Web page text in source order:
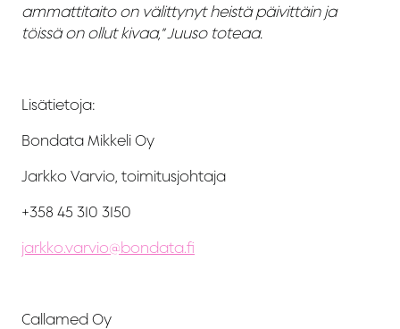
ammattitaito on välittynyt heistä päivittäin ja
töissä on ollut kivaa,” Juuso toteaa.
Lisätietoja:
Bondata Mikkeli Oy
Jarkko Varvio, toimitusjohtaja
+358 45 310 3150
jarkko.varvio@bondata.fi
Callamed Oy